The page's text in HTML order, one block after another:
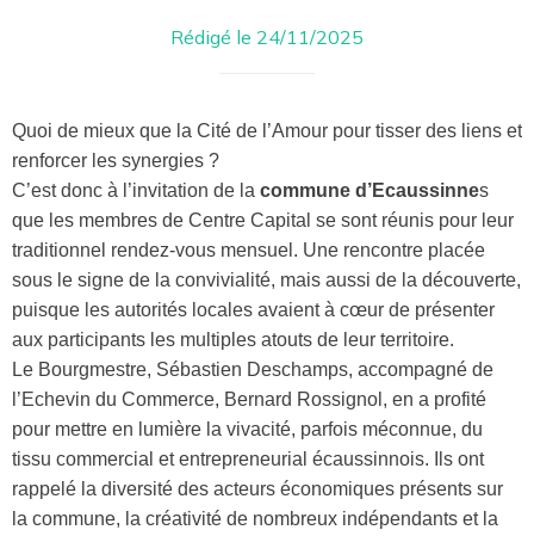
Rédigé le 24/11/2025
Quoi de mieux que la Cité de l’Amour pour tisser des liens et
renforcer les synergies ?
C’est donc à l’invitation de la commune d’Ecaussinnes
que les membres de Centre Capital se sont réunis pour leur
traditionnel rendez-vous mensuel. Une rencontre placée
sous le signe de la convivialité, mais aussi de la découverte,
puisque les autorités locales avaient à cœur de présenter
aux participants les multiples atouts de leur territoire.
Le Bourgmestre, Sébastien Deschamps, accompagné de
l’Echevin du Commerce, Bernard Rossignol, en a profité
pour mettre en lumière la vivacité, parfois méconnue, du
tissu commercial et entrepreneurial écaussinnois. Ils ont
rappelé la diversité des acteurs économiques présents sur
la commune, la créativité de nombreux indépendants et la